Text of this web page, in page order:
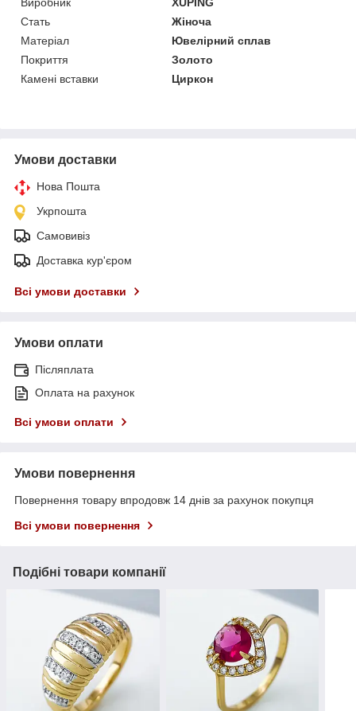
Стать
Жіноча
Матеріал
Ювелірний сплав
Покриття
Золото
Камені вставки
Циркон
Умови доставки
Нова Пошта
Укрпошта
Самовивіз
Доставка кур'єром
Всі умови доставки
Умови оплати
Післяплата
Оплата на рахунок
Всі умови оплати
Умови повернення
Повернення товару впродовж 14 днів за рахунок покупця
Всі умови повернення
Подібні товари компанії